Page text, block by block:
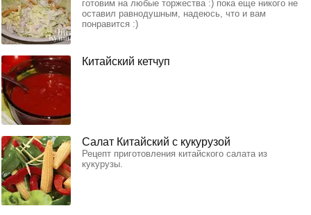
готовим на любые торжества :) пока еще никого не
оставил равнодушным, надеюсь, что и вам
понравится :)
Китайский кетчуп
Салат Китайский с кукурузой
Рецепт приготовления китайского салата из
кукурузы.